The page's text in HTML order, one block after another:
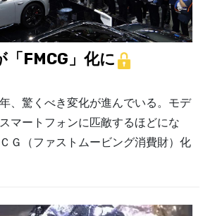
「FMCG」化に
、驚くべき変化が進んでいる。モデ
マートフォンに匹敵するほどにな
Ｇ（ファストムービング消費財）化